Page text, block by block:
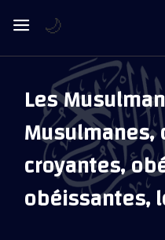
Les
croyantes,
obéissantes,
🌙